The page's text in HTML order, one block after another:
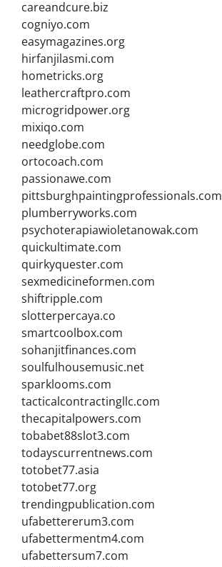
careandcure.biz
cogniyo.com
easymagazines.org
hirfanjilasmi.com
hometricks.org
leathercraftpro.com
microgridpower.org
mixiqo.com
needglobe.com
ortocoach.com
passionawe.com
pittsburghpaintingprofessionals.com
plumberryworks.com
psychoterapiawioletanowak.com
quickultimate.com
quirkyquester.com
sexmedicineformen.com
shiftripple.com
slotterpercaya.co
smartcoolbox.com
sohanjitfinances.com
soulfulhousemusic.net
sparklooms.com
tacticalcontractingllc.com
thecapitalpowers.com
tobabet88slot3.com
todayscurrentnews.com
totobet77.asia
totobet77.org
trendingpublication.com
ufabettererum3.com
ufabettermentm4.com
ufabettersum7.com